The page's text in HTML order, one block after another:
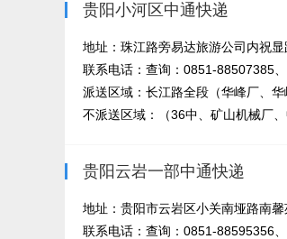
贵阳小河区中通快递
地址：珠江路旁易达旅游公司内祝
联系电话：查询：0851-88507385
派送区域：长江路全段（华峰厂、
不派送区域：（36中、矿山机械厂
贵阳云岩一部中通快递
地址：贵阳市云岩区小关南垭路南
联系电话：查询：0851-88595356